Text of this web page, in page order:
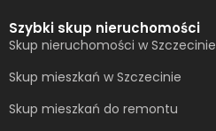
Szybki skup nieruchomości
Skup nieruchomości w Szczecinie
Skup mieszkań w Szczecinie
Skup mieszkań do remontu